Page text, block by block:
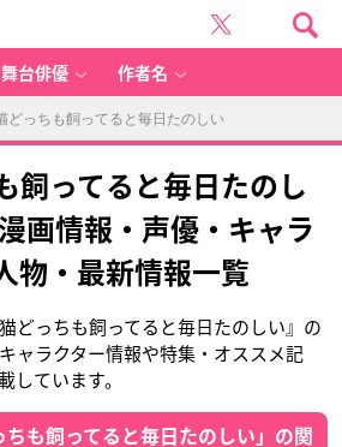
舞台俳優 作者名
どっちも飼ってると毎日たのしい
飼ってると毎日たのし
画情報・声優・キャラ
物・最新情報一覧
どっちも飼ってると毎日たのしい』の
ャラクター情報や特集・オススメ記
しています。
も飼ってると毎日たのしい」の関